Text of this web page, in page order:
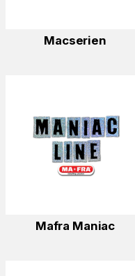
Macserien
Mafra Maniac